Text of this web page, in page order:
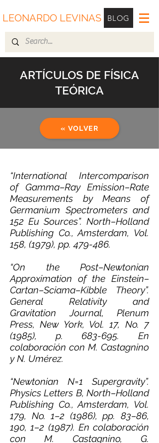
LEONARDO LEVINAS BLOG
ARTÍCULOS DE FÍSICA
TEÓRICA
« VOLVER
“International Intercomparison
of Gamma–Ray Emission–Rate
Measurements by Means of
Germanium Spectrometers and
152 Eu Sources”. North–Holland
Publishing Co., Amsterdam, Vol.
158, (1979), pp. 479-486.
“On the Post–Newtonian
Approximation of the Einstein–
Cartan–Sciama–Kibble Theory”.
General Relativity and
Gravitation Journal, Plenum
Press, New York, Vol. 17, No. 7
(1985), p. 683-695. En
colaboración con M. Castagnino
y N. Umérez.
“Newtonian N=1 Supergravity”.
Physics Letters B, North–Holland
Publishing Co., Amsterdam, Vol.
179, No. 1–2 (1986), pp. 83–86,
190, 1–2 (1987). En colaboración
con M. Castagnino, G.